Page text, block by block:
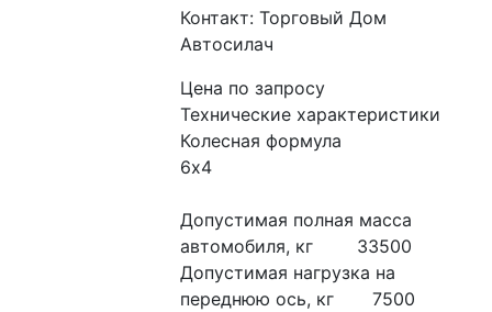
Контакт: Торговый Дом
Автосилач
Цена по запросу
Технические характеристики
Колесная формула
6х4
Допустимая полная масса
автомобиля, кг        33500
Допустимая нагрузка на
переднюю ось, кг       7500